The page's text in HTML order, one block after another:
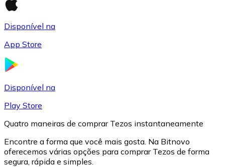
Disponível na
App Store
Disponível na
Play Store
Quatro maneiras de comprar Tezos instantaneamente
Encontre a forma que você mais gosta. Na Bitnovo
oferecemos várias opções para comprar Tezos de forma
segura, rápida e simples.